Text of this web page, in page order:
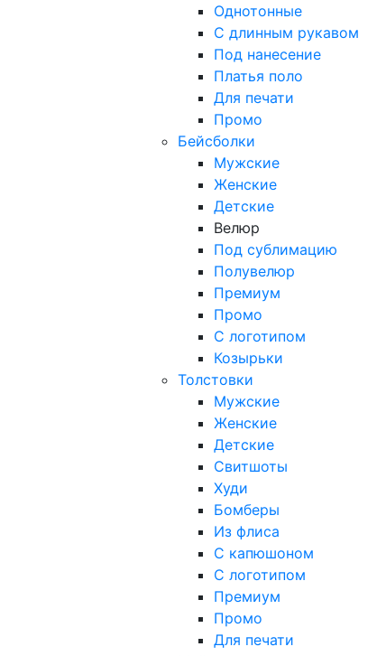
Однотонные
С длинным рукавом
Под нанесение
Платья поло
Для печати
Промо
Бейсболки
Мужские
Женские
Детские
Велюр
Под сублимацию
Полувелюр
Премиум
Промо
С логотипом
Козырьки
Толстовки
Мужские
Женские
Детские
Свитшоты
Худи
Бомберы
Из флиса
С капюшоном
С логотипом
Премиум
Промо
Для печати